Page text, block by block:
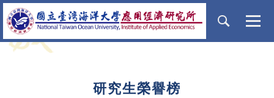
跳
到
主
要
研究生榮譽榜